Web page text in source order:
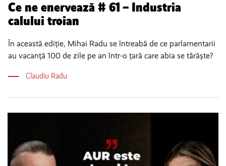
Ce ne enervează # 61 – Industria
calului troian
În această ediție, Mihai Radu se întreabă de ce parlamentarii
au vacanță 100 de zile pe an într-o țară care abia se târăște?
Claudiu Radu